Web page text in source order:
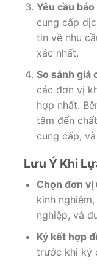
Yêu cầu báo
cung cấp
tin về nhu
xác nhất.
So sánh giá
các đơn vị
hợp nhất.
tâm đến
cung cấp,
Lưu Ý Khi
Chọn đơn vị
kinh
nghiệp, và
Ký kết hợp
trước khi ký